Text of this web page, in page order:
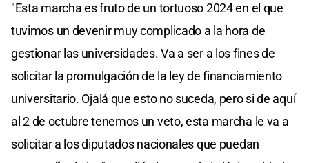
"Esta marcha es fruto de un tortuoso 2024 en el que
tuvimos un devenir muy complicado a la hora de
gestionar las universidades. Va a ser a los fines de
solicitar la promulgación de la ley de financiamiento
universitario. Ojalá que esto no suceda, pero si de aquí
al 2 de octubre tenemos un veto, esta marcha le va a
solicitar a los diputados nacionales que puedan